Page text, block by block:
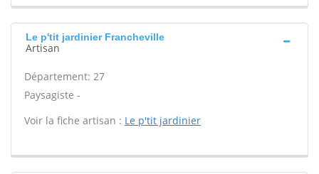
Le p'tit jardinier Francheville
Artisan
Département: 27
Paysagiste -
Voir la fiche artisan : Le p'tit jardinier